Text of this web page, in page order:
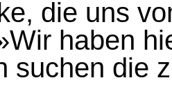
die uns
haben
suchen die